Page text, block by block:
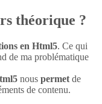
théorique ?
en Html5. Ce qui
de ma problématique
nous permet de
de contenu.